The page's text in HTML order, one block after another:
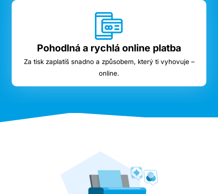
Pohodlná a rychlá online platba
Za tisk zaplatíš snadno a způsobem, který ti vyhovuje –
online.